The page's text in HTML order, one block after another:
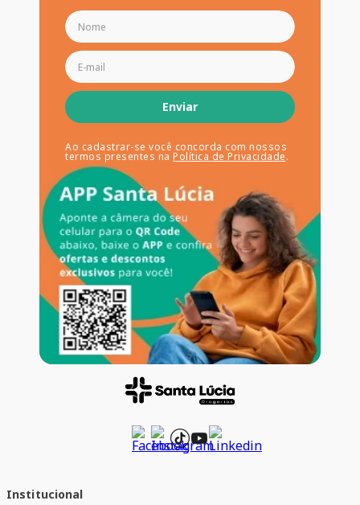
Enviar
Ao cadastrar-se você concorda com nossos
termos presentes na Política de Privacidade.
Institucional